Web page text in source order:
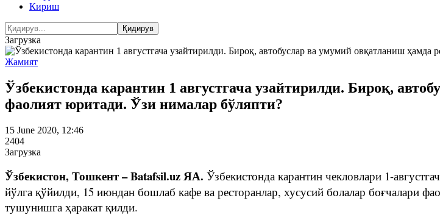
Кириш
Загрузка
Жамият
Ўзбекистонда карантин 1 августгача узайтирилди. Бироқ,
фаолият юритади. Ўзи нималар бўляпти?
15 June 2020, 12:46
2404
Загрузка
Ўзбекистон, Тошкент – Batafsil.uz ЯА. Ўзбекистонда карантин чекловлари 1-
йўлга қўйилди, 15 июндан бошлаб кафе ва ресторанлар, хусусий болалар боғчалари
тушунишга ҳаракат қилди.